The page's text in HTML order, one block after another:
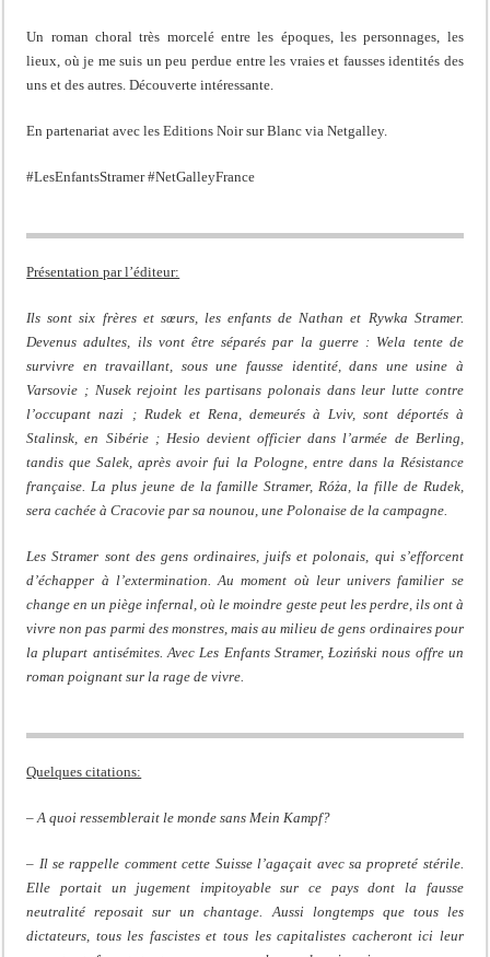
Un roman choral très morcelé entre les époques, les personnages, les
lieux, où je me suis un peu perdue entre les vraies et fausses identités des
uns et des autres. Découverte intéressante.
En partenariat avec les Editions Noir sur Blanc via Netgalley.
#LesEnfantsStramer #NetGalleyFrance
Présentation par l’éditeur:
Ils sont six frères et sœurs, les enfants de Nathan et Rywka Stramer.
Devenus adultes, ils vont être séparés par la guerre : Wela tente de
survivre en travaillant, sous une fausse identité, dans une usine à
Varsovie ; Nusek rejoint les partisans polonais dans leur lutte contre
l’occupant nazi ; Rudek et Rena, demeurés à Lviv, sont déportés à
Stalinsk, en Sibérie ; Hesio devient officier dans l’armée de Berling,
tandis que Salek, après avoir fui la Pologne, entre dans la Résistance
française. La plus jeune de la famille Stramer, Róża, la fille de Rudek,
sera cachée à Cracovie par sa nounou, une Polonaise de la campagne.
Les Stramer sont des gens ordinaires, juifs et polonais, qui s’efforcent
d’échapper à l’extermination. Au moment où leur univers familier se
change en un piège infernal, où le moindre geste peut les perdre, ils ont à
vivre non pas parmi des monstres, mais au milieu de gens ordinaires pour
la plupart antisémites. AvecLes Enfants Stramer, Łoziński nous offre un
roman poignant sur la rage de vivre.
Quelques citations:
– A quoi ressemblerait le monde sans Mein Kampf?
– Il se rappelle comment cette Suisse l’agaçait avec sa propreté stérile.
Elle portait un jugement impitoyable sur ce pays dont la fausse
neutralité reposait sur un chantage. Aussi longtemps que tous les
dictateurs, tous les fascistes et tous les capitalistes cacheront ici leur